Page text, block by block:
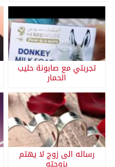
تجربتي مع صابونة حليب
الحمار
رساله الى زوج لا يهتم
بزوجته